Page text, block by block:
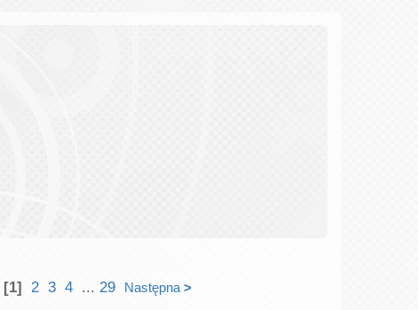
[1] 2 3 4 ... 29 Następna >